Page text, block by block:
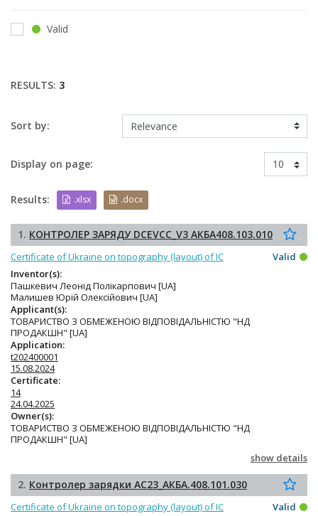
Valid
RESULTS: 3
Sort by:
Display on page:
Results: .xlsx .docx
1. КОНТРОЛЕР ЗАРЯДУ DCEVCC_V3 АКБА408.103.010
Certificate of Ukraine on topography (layout) of IC
Valid
Inventor(s):
Пашкевич Леонід Полікарпович [UA]
Малишев Юрій Олексійович [UA]
Applicant(s):
ТОВАРИСТВО З ОБМЕЖЕНОЮ ВІДПОВІДАЛЬНІСТЮ "НД
ПРОДАКШН" [UA]
Application:
t202400001
15.08.2024
Certificate:
14
24.04.2025
Owner(s):
ТОВАРИСТВО З ОБМЕЖЕНОЮ ВІДПОВІДАЛЬНІСТЮ "НД
ПРОДАКШН" [UA]
show details
2. Контролер зарядки AC23_АКБА.408.101.030
Certificate of Ukraine on topography (layout) of IC
Valid